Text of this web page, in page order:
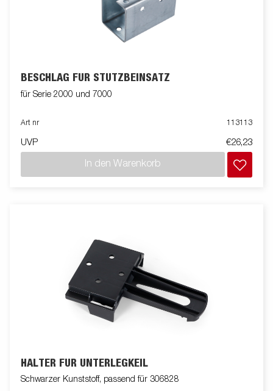
BESCHLAG FÜR STÜTZBEINSATZ
für Serie 2000 und 7000
Art nr 113113
UVP €26,23
In den Warenkorb
HALTER FÜR UNTERLEGKEIL
Schwarzer Kunststoff, passend für 306828